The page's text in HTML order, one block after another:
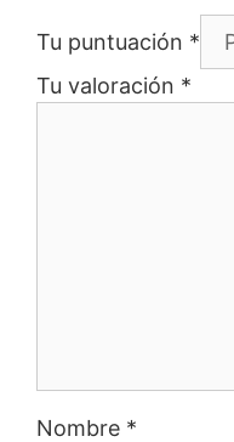
Tu puntuación *
Tu valoración *
Nombre *